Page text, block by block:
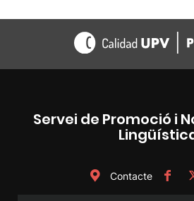
Servei de Promoció i
Contacte